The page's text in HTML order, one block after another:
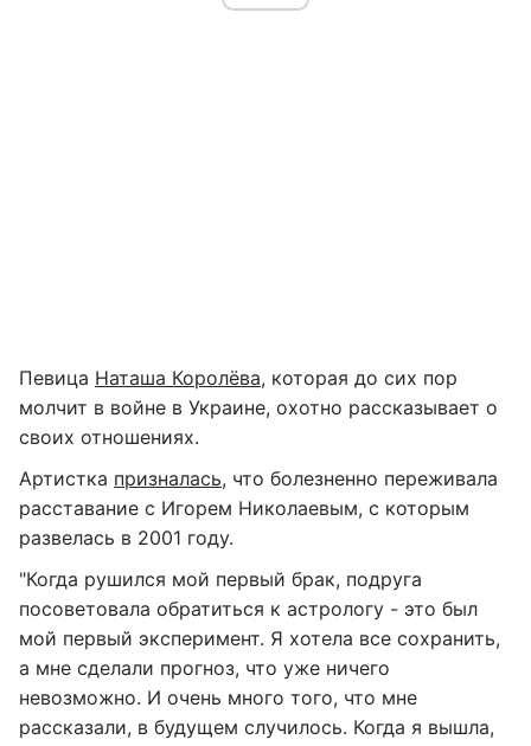
Певица Наташа Королёва, которая до сих пор
молчит в войне в Украине, охотно рассказывает о
своих отношениях.
Артистка призналась, что болезненно переживала
расставание с Игорем Николаевым, с которым
развелась в 2001 году.
"Когда рушился мой первый брак, подруга
посоветовала обратиться к астрологу - это был
мой первый эксперимент. Я хотела все сохранить,
а мне сделали прогноз, что уже ничего
невозможно. И очень много того, что мне
рассказали, в будущем случилось. Когда я вышла,